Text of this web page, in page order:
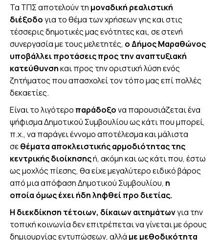
Τα ΤΠΣ αποτελούν τη μοναδική ρεαλιστική
διέξοδογια το θέμα των χρήσεων γης και στις
τέσσερις δημοτικές μας ενότητες και, σε στενή
συνεργασία με τους μελετητές, ο Δήμος Μαραθώνος
υποβάλλει προτάσεις προς την αναπτυξιακή
κατεύθυνσηκαι προς την οριστική λύση ενός
ζητήματος που απασχολεί τον τόπο μας επί πολλές
δεκαετίες.
Είναι το λιγότερο παράδοξονα παρουσιάζεται ένα
ψήφισμα Δημοτικού Συμβουλίου ως κάτι που μπορεί,
π.χ., να παράγει έννομο αποτέλεσμα και μάλιστα
σεθέματα αποκλειστικής αρμοδιότητας της
κεντρικής διοίκησηςή, ακόμη και ως κάτι που, έστω
ως μοχλός πίεσης, θα είχε μεγαλύτερο ειδικό βάρος
από μια απόφαση Δημοτικού Συμβουλίου, η
οποία όμως έχει ήδη ληφθεί προ διετίας.
Η διεκδίκηση τέτοιων, δίκαιων αιτημάτωνγια την
τοπική κοινωνία δεν επιτρέπεται να γίνεται με όρους
δημιουργίας εντυπώσεων, αλλά με μεθοδικότητα